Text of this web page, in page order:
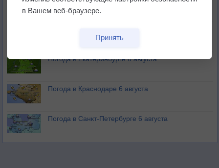
Погода в Екатеринбурге 6 августа
Погода в Краснодаре 6 августа
Погода в Санкт-Петербурге 6 августа
в Вашем веб-браузере.
Принять